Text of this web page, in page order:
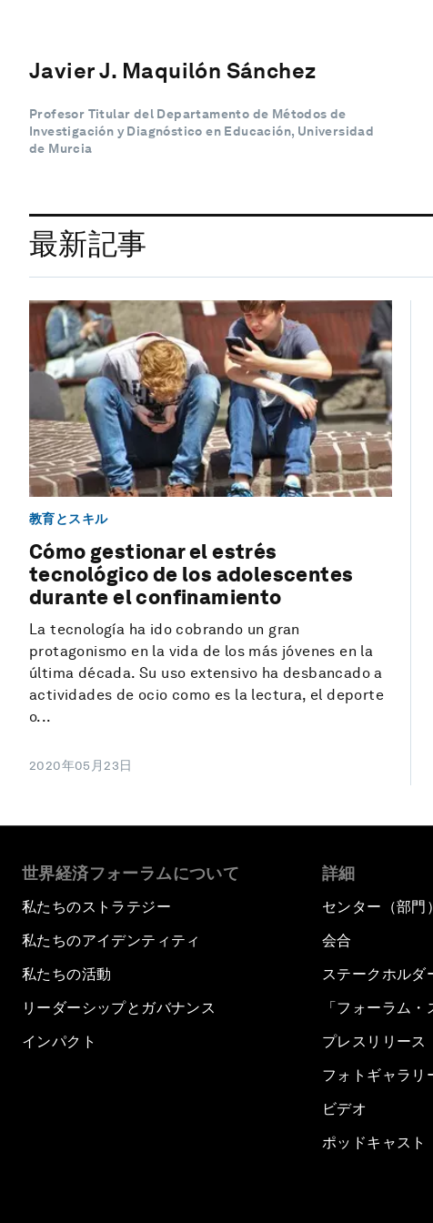
Javier J. Maquilón Sánchez
Profesor Titular del Departamento de Métodos de
Investigación y Diagnóstico en Educación, Universidad
de Murcia
最新記事
教育とスキル
Cómo gestionar el estrés
tecnológico de los adolescentes
durante el confinamiento
La tecnología ha ido cobrando un gran
protagonismo en la vida de los más jóvenes en la
última década. Su uso extensivo ha desbancado a
actividades de ocio como es la lectura, el deporte
o...
2020年05月23日
世界経済フォーラムについて
私たちのストラテジー
私たちのアイデンティティ
私たちの活動
リーダーシップとガバナンス
インパクト
詳細
センター（部門）
会合
ステークホルダ
「フォーラム・
プレスリリース
フォトギャラリ
ビデオ
ポッドキャスト